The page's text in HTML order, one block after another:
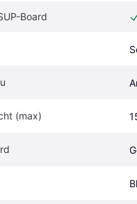
Board
(max)